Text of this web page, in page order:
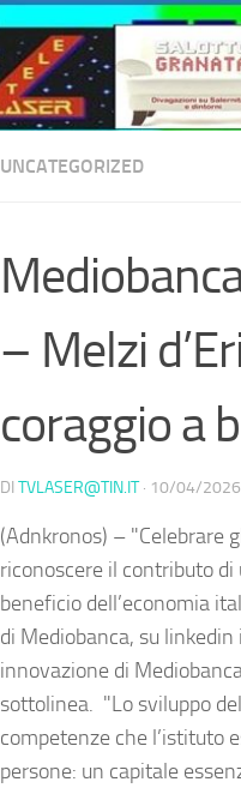
UNCATEGORIZED
– Melzi
coraggio a
DI TVLASER@TIN.IT · 10/04/2026
(Adnkronos) – "Celebrare
riconoscere il contributo
beneficio dell’economia
di Mediobanca, su
innovazione di
sottolinea. "Lo sviluppo
competenze che l’istituto
persone: un capitale